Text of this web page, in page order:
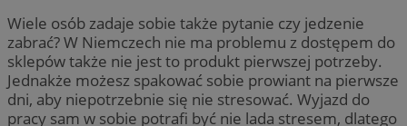
Wiele osób zadaje sobie także pytanie czy jedzenie
zabrać? W Niemczech nie ma problemu z dostępem do
sklepów także nie jest to produkt pierwszej potrzeby.
Jednakże możesz spakować sobie prowiant na pierwsze
dni, aby niepotrzebnie się nie stresować. Wyjazd do
pracy sam w sobie potrafi być nie lada stresem, dlatego